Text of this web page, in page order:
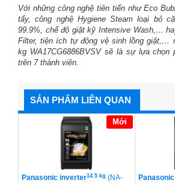
Với những công nghệ tiên tiến như Eco
tẩy, công nghệ Hygiene Steam loại bỏ
99.9%, chế độ giặt kỹ IntensiveWash,…
Filter, tiện ích tự động vệ sinh lồng giặt,…
kg WA17CG6886BVSV sẽ là sự lựa chọn
trên 7 thành viên.
SẢN PHẨM LIÊN QUAN
Mới
Panasonic inverter14.5 kg (NA-